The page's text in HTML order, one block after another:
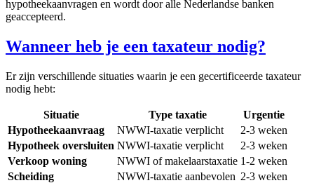
hypotheekaanvragen en wordt door alle Nederlandse banken
geaccepteerd.
Wanneer heb je een taxateur nodig?
Er zijn verschillende situaties waarin je een gecertificeerde taxateur
nodig hebt:
Situatie Type taxatie
Urgentie
Hypotheekaanvraag
NWWI-taxatie verplicht
2-3 weken
Hypotheek oversluiten NWWI-taxatie verplicht
2-3 weken
Verkoop woning
NWWI of makelaarstaxatie 1-2 weken
Scheiding
NWWI-taxatie aanbevolen 2-3 weken